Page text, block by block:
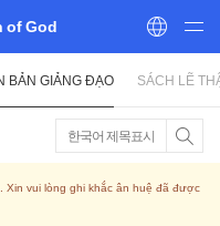
of God
BẢN GIẢNG ĐẠO SÁCH LẼ
한국어 제목표시
Xin vui lòng ghi khắc ân huệ đã được